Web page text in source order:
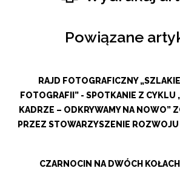
Powiązane
RAJD FOTOGRAFICZNY
FOTOGRAFII” - SPOTKANIE Z CYKLU
KADRZE – ODKRYWAMY NA NOWO”
PRZEZ STOWARZYSZENIE
CZARNOCIN NA DWÓCH